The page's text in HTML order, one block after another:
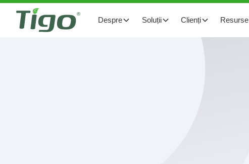
Despre Soluții Clienți Resurse